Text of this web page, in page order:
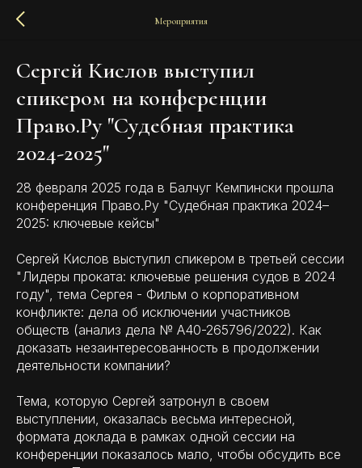
Мероприятия
Сергей Кислов выступил
спикером на конференции
Право.Ру "Судебная практика
2024-2025"
28 февраля 2025 года в Балчуг Кемпински прошла
конференция Право.Ру "Судебная практика 2024–
2025: ключевые кейсы"
Сергей Кислов выступил спикером в третьей сессии
"Лидеры проката: ключевые решения судов в 2024
году", тема Сергея - Фильм о корпоративном
конфликте: дела об исключении участников
обществ (анализ дела № А40-265796/2022). Как
доказать незаинтересованность в продолжении
деятельности компании?
Тема, которую Сергей затронул в своем
выступлении, оказалась весьма интересной,
формата доклада в рамках одной сессии на
конференции показалось мало, чтобы обсудить все